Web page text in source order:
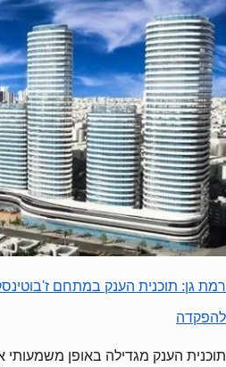
להפקדה
תוכנית הענק מגדילה באופן